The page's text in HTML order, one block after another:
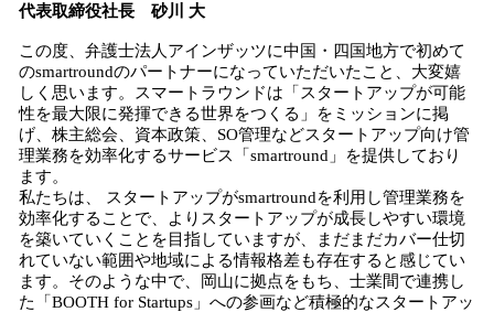
代表取締役社長 砂川 大
この度、弁護士法人アインザッツに中国・四国地方で初めて
のsmartroundのパートナーになっていただいたこと、大変嬉
しく思います。スマートラウンドは「スタートアップが可能
性を最大限に発揮できる世界をつくる」をミッションに掲
げ、株主総会、資本政策、SO管理などスタートアップ向け管
理業務を効率化するサービス「smartround」を提供しており
ます。
私たちは、 スタートアップがsmartroundを利用し管理業務を
効率化することで、よりスタートアップが成長しやすい環境
を築いていくことを目指していますが、まだまだカバー仕切
れていない範囲や地域による情報格差も存在すると感じてい
ます。そのような中で、岡山に拠点をもち、士業間で連携し
た「BOOTH for Startups」への参画など積極的なスタートアッ